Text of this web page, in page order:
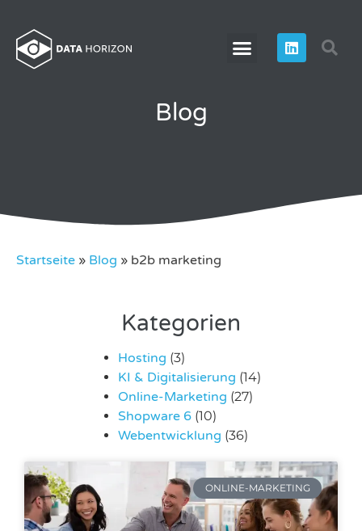
Blog
Startseite » Blog » b2b marketing
ONLINE-MARKETING
Kategorien
Hosting (3)
KI & Digitalisierung (14)
Online-Marketing (27)
Shopware 6(10)
Webentwicklung (36)